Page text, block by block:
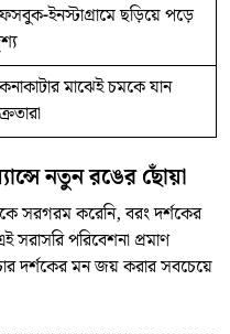
ইনস্টাগ্রামে ছড়িয়ে পড়ে
মাঝেই চমকে যান
নতুন রঙের ছোঁয়া
সরগরম করেনি, বরং দর্শকের
সরাসরি পরিবেশনা প্রমাণ
দর্শকের মন জয় করার সবচেয়ে